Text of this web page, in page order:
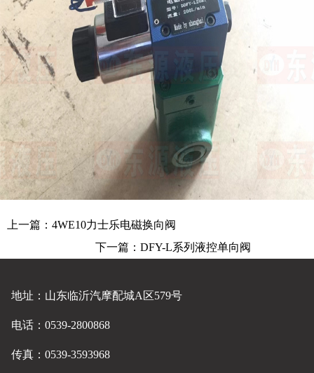
上一篇： 4WE10力士乐电磁换向阀
下一篇：DFY-L系列液控单向阀
地址：山东临沂汽摩配城A区579号
电话：0539-2800868
传真：0539-3593968